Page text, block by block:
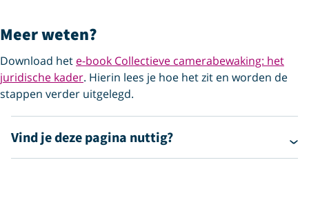
Meer weten?
Download het e-book Collectieve camerabewaking: het
juridische kader. Hierin lees je hoe het zit en worden de
stappen verder uitgelegd.
Vind je deze pagina nuttig?